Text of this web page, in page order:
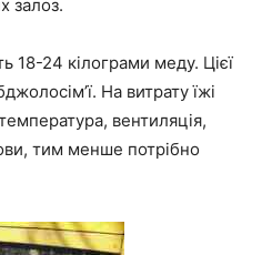
залоз.
18-24 кілограми меду. Цієї
На витрату їжі
вентиляція,
тим менше потрібно